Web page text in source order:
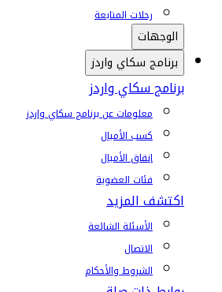
رحلات المتابعة
الوجهات
برنامج سكاي واردز
برنامج سكاي واردز
معلومات عن برنامج سكاي واردز
كسب الأميال
إنفاق الأميال
فئات العضوية
اكتشف المزيد
الأسئلة الشائعة
الاتصال
الشروط والأحكام